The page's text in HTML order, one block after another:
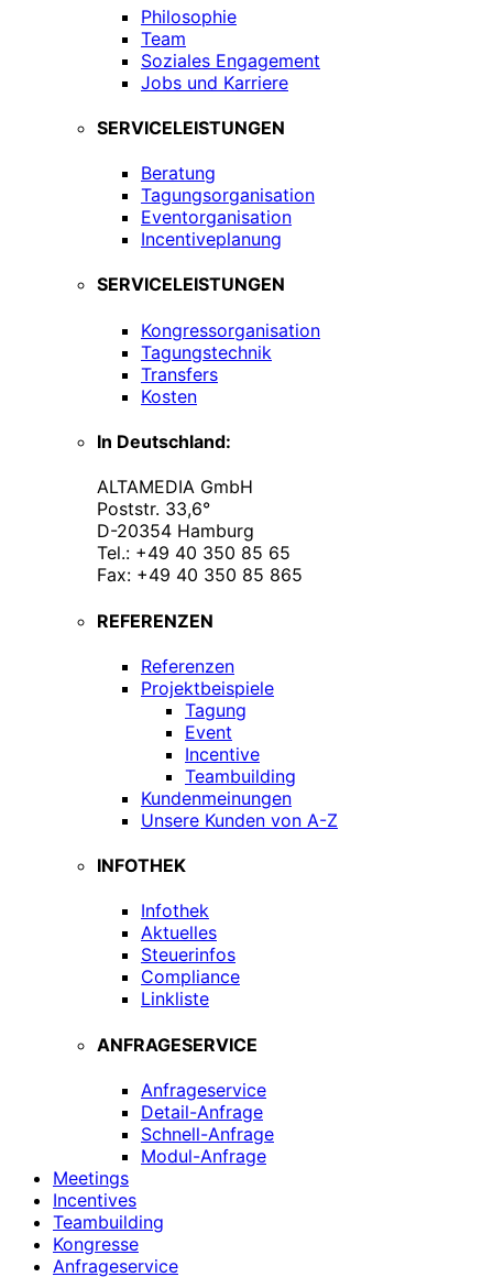
Philosophie
Team
Soziales Engagement
Jobs und Karriere
SERVICELEISTUNGEN
Beratung
Tagungsorganisation
Eventorganisation
Incentiveplanung
SERVICELEISTUNGEN
Kongressorganisation
Tagungstechnik
Transfers
Kosten
In Deutschland:
ALTAMEDIA GmbH
Poststr. 33,6°
D-20354 Hamburg
Tel.: +49 40 350 85 65
Fax: +49 40 350 85 865
REFERENZEN
Referenzen
Projektbeispiele
Tagung
Event
Incentive
Teambuilding
Kundenmeinungen
Unsere Kunden von A-Z
INFOTHEK
Infothek
Aktuelles
Steuerinfos
Compliance
Linkliste
ANFRAGESERVICE
Anfrageservice
Detail-Anfrage
Schnell-Anfrage
Modul-Anfrage
Meetings
Incentives
Teambuilding
Kongresse
Anfrageservice